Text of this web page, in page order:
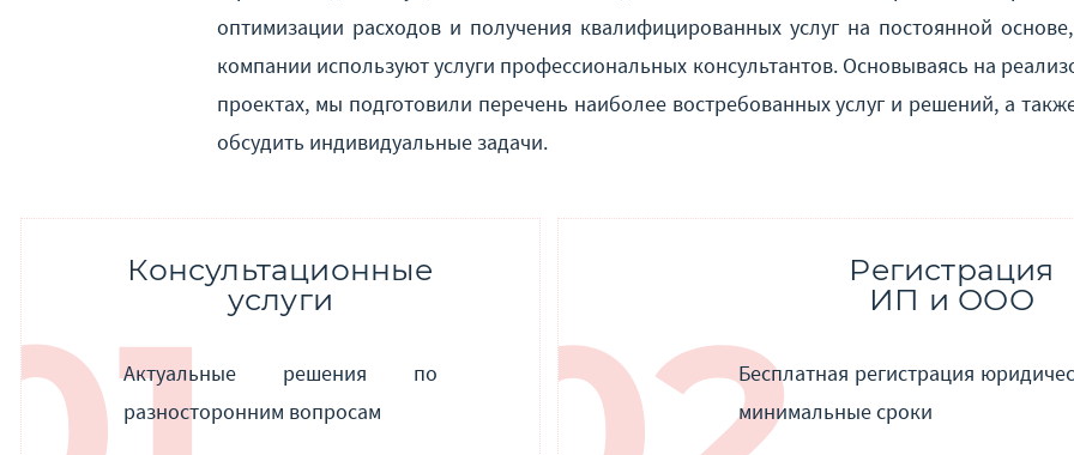
оптимизации расходов и получения квалифицированных услуг на постоянной
компании используют услуги профессиональных консультантов. Основываясь на
проектах, мы подготовили перечень наиболее востребованных услуг и решений, а
обсудить индивидуальные задачи.
Консультационные
услуги
Актуальные решения по
разносторонним вопросам
Регистрация
ИП и ООО
Бесплатная регистрация
минимальные сроки